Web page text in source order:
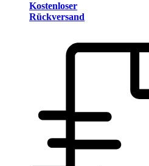
Kostenloser
Rückversand